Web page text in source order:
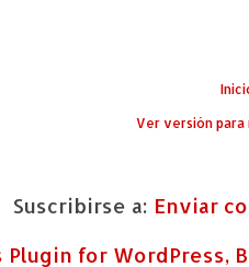
Ver versión
Suscribirse a: Enviar